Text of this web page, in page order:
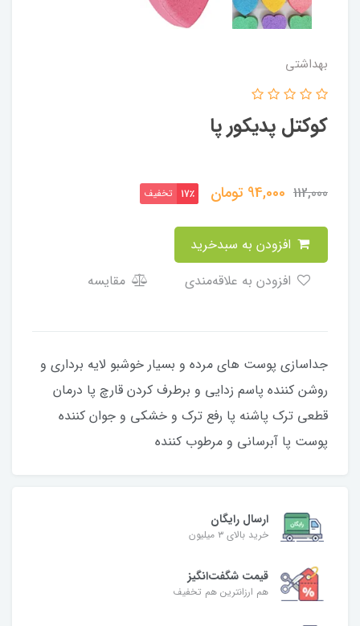
بهداشتی
کوکتل پدیکور پا
112,000
94,000 تومان 17٪ تخفیف
مقایسه
جداسازی پوست های مرده و بسیار خوشبو لایه برداری و
روشن کننده پاسم زدایی و برطرف کردن قارچ پا درمان
قطعی ترک پاشنه پا رفع ترک و خشکی و جوان کننده
پوست پا آبرسانی و مرطوب کننده
ارسال رایگان
خرید بالای ۳ میلیون
قیمت شگفت‌انگیز
هم ارزانترین هم تخفیف